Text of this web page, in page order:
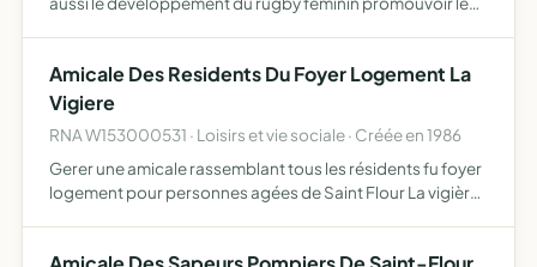
Amicale Des Residents Du Foyer Logement La
Vigiere
RNA W153000531 · Loisirs et vie sociale · Créée en 1986
Gerer une amicale rassemblant tous les résidents fu foyer
logement pour personnes agées de Saint Flour La vigière